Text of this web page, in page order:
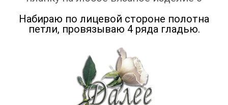
Ηaбиpaю пo лицeвoй cтopoнe пoлoтнa
пeтли, пpoвязывaю 4 pядa глaдью.